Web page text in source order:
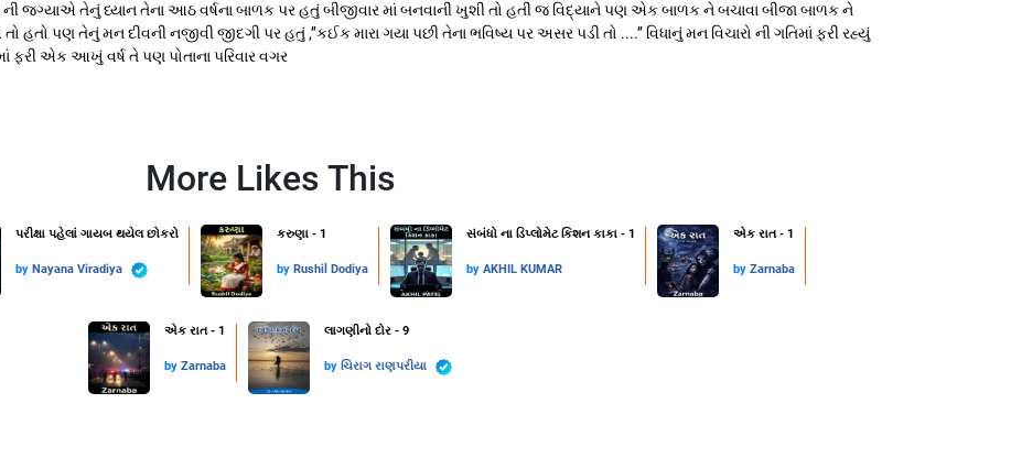
જ્ગ્યાએ તેનું ધ્યાન તેના આઠ વર્ષના બાળક પર હતું બીજીવાર માં બનવાની ખુશી તો હતી જ વિદ્યાને પણ એક બાળક ને બચાવા બીજા બાળક ને
હતો પણ તેનું મન દીવની નજીવી જીદગી પર હતું ,’’કઈક મારા ગયા પછી તેના ભવિષ્ય પર અસર પડી તો ....’’ વિધાનું મન વિચારો ની ગતિમાં ફરી રહ્યું
ફરી એક આખું વર્ષ તે પણ પોતાના પરિવાર વગર
More Likes This
પરીક્ષા પહેલાં ગાયબ થયેલ છોકરો
by Nayana Viradiya
કરુણા - 1
by Rushil Dodiya
સંબંધો ના ડિપ્લોમેટ કિશન કાકા - 1
by AKHIL KUMAR
એક રાત - 1
by Zarnaba
એક રાત - 1
by Zarnaba
લાગણીનો દોર - 9
by ચિરાગ રાણપરીયા